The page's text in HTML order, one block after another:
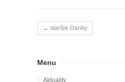
← staršie články
Menu
Aktuality